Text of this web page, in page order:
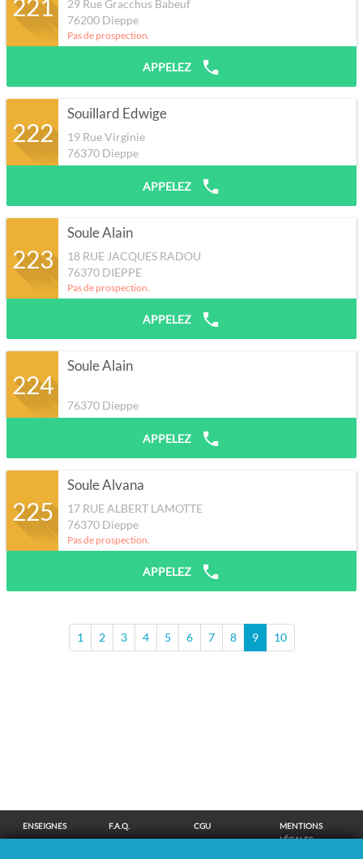
221
29 Rue Gracchus Babeuf
76200 Dieppe
Pas de prospection.
APPELEZ
222
Souillard Edwige
19 Rue Virginie
76370 Dieppe
APPELEZ
223
Soule Alain
18 RUE JACQUES RADOU
76370 DIEPPE
Pas de prospection.
APPELEZ
224
Soule Alain
76370 Dieppe
APPELEZ
225
Soule Alvana
17 RUE ALBERT LAMOTTE
76370 Dieppe
Pas de prospection.
APPELEZ
1 2 3 4 5 6 7 8 9 10
ENSEIGNES F.A.Q. CGU
MENTIONS
LÉGALES